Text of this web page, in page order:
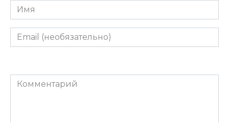
Имя
Email
(необязательно)
Комментарий